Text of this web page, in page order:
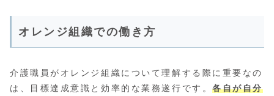
オレンジ組織での働き方
介護職員がオレンジ組織について理解する際に重要なの
は、目標達成意識と効率的な業務遂行です。各自が自分